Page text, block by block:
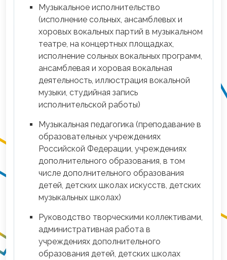
Музыкальное исполнительство
(исполнение сольных, ансамблевых и
хоровых вокальных партий в музыкальном
театре, на концертных площадках,
исполнение сольных вокальных программ,
ансамблевая и хоровая вокальная
деятельность, иллюстрация вокальной
музыки, студийная запись
исполнительской работы)
Музыкальная педагогика (преподавание в
образовательных учреждениях
Российской Федерации, учреждениях
дополнительного образования, в том
числе дополнительного образования
детей, детских школах искусств, детских
музыкальных школах)
Руководство творческими коллективами,
административная работа в
учреждениях дополнительного
образования детей, детских школах